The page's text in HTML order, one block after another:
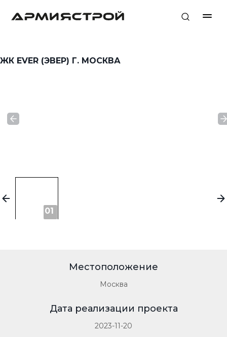
ЖК EVER (ЭВЕР) Г. МОСКВА
Местоположение
Москва
Дата реализации проекта
2023-11-20